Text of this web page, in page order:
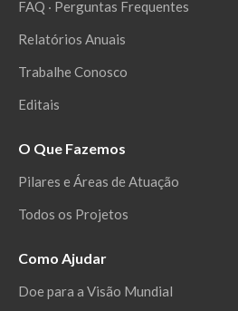
FAQ ‧ Perguntas Frequentes
Relatórios Anuais
Trabalhe Conosco
Editais
O Que Fazemos
Pilares e Áreas de Atuação
Todos os Projetos
Como Ajudar
Doe para a Visão Mundial